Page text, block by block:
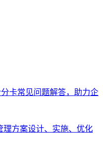
卡常见问题解答，助力企
理方案设计、实施、优化